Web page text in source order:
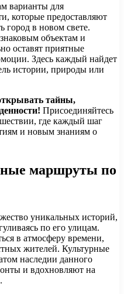
варианты для
которые предоставляют
город в новом свете.
объектам и
оставят приятные
Здесь каждый найдет
истории, природы или
тайны,
Присоединяйтесь
где каждый шаг
и новым знаниям о
маршруты по
уникальных историй,
по его улицам.
в атмосферу времени,
жителей. Культурные
наследии данного
и вдохновляют на